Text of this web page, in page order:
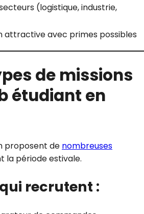
(logistique, industrie,
attractive avec primes possibles
de missions
étudiant en
proposent de nombreuses
la période estivale.
recrutent :